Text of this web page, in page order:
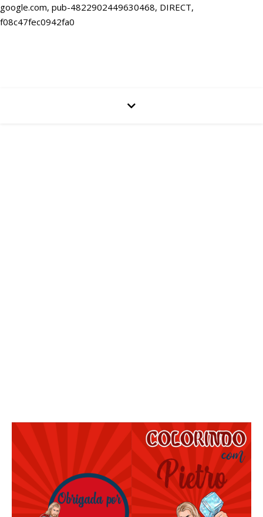
google.com, pub-4822902449630468, DIRECT,
f08c47fec0942fa0